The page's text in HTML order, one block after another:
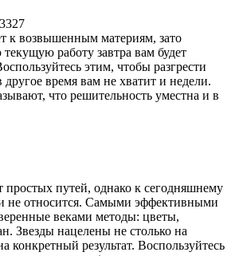
3327
к возвышенным материям, зато
работу завтра вам будет
этим, чтобы разгрести
другое время вам не хватит и недели.
что решительность уместна и в
путей, однако к сегодняшнему
не относится. Самыми эффективными
веками методы: цветы,
Звезды нацелены не столько на
конкретный результат. Воспользуйтесь